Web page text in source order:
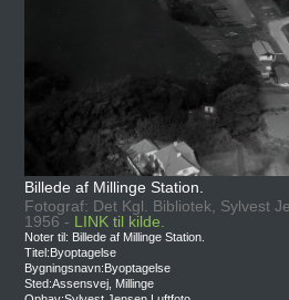
Billede af Millinge Station.
Fotograf: Det Kgl. Bibliotek, Sylvest
1956 - LINK til kilde.
Noter til: Billede af Millinge Station.
Titel:Byoptagelse
Bygningsnavn:Byoptagelse
Sted:Assensvej, Millinge